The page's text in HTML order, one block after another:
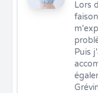
Lors
Puis